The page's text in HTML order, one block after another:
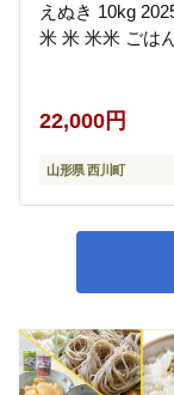
えぬき 10kg
米 米 米米 ごは
い お取り寄せ
22,000円
山形県 西川町